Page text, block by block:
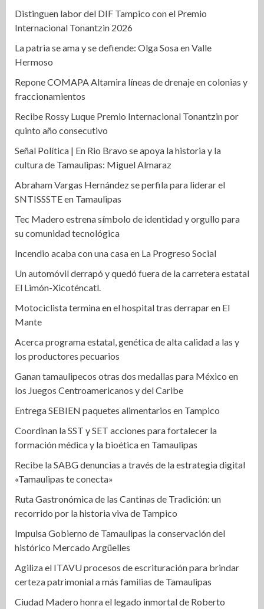
Distinguen labor del DIF Tampico con el Premio
Internacional Tonantzin 2026
La patria se ama y se defiende: Olga Sosa en Valle
Hermoso
Repone COMAPA Altamira líneas de drenaje en colonias y
fraccionamientos
Recibe Rossy Luque Premio Internacional Tonantzin por
quinto año consecutivo
Señal Política | En Rio Bravo se apoya la historia y la
cultura de Tamaulipas: Miguel Almaraz
Abraham Vargas Hernández se perfila para liderar el
SNTISSSTE en Tamaulipas
Tec Madero estrena símbolo de identidad y orgullo para
su comunidad tecnológica
Incendio acaba con una casa en La Progreso Social
Un automóvil derrapó y quedó fuera de la carretera estatal
El Limón-Xicoténcatl.
Motociclista termina en el hospital tras derrapar en El
Mante
Acerca programa estatal, genética de alta calidad a las y
los productores pecuarios
Ganan tamaulipecos otras dos medallas para México en
los Juegos Centroamericanos y del Caribe
Entrega SEBIEN paquetes alimentarios en Tampico
Coordinan la SST y SET acciones para fortalecer la
formación médica y la bioética en Tamaulipas
Recibe la SABG denuncias a través de la estrategia digital
«Tamaulipas te conecta»
Ruta Gastronómica de las Cantinas de Tradición: un
recorrido por la historia viva de Tampico
Impulsa Gobierno de Tamaulipas la conservación del
histórico Mercado Argüelles
Agiliza el ITAVU procesos de escrituración para brindar
certeza patrimonial a más familias de Tamaulipas
Ciudad Madero honra el legado inmortal de Roberto